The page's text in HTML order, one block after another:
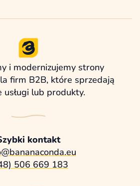
i modernizujemy strony
firm B2B, które sprzedają
usługi lub produkty.
kontakt
506 669 183